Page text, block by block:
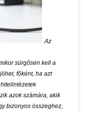
Az
sürgősen kell a
főként, ha azt
azok számára, akik
bizonyos összeghez,